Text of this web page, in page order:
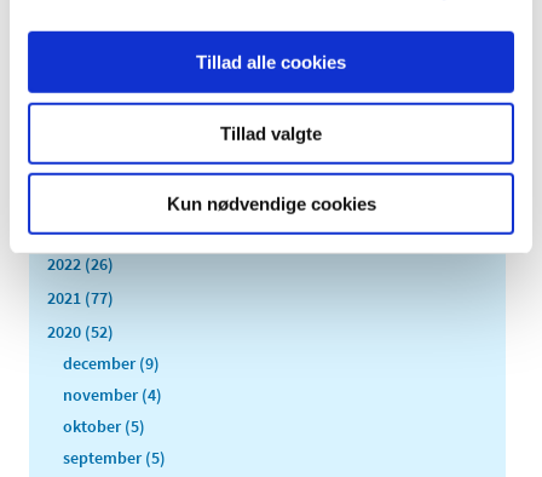
Tillad alle cookies
Tillad valgte
Kun nødvendige cookies
TID
2025 (36)
2023 (55)
2022 (26)
2021 (77)
2020 (52)
december (9)
november (4)
oktober (5)
september (5)